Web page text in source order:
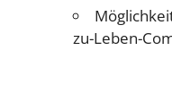
zu-Leben-